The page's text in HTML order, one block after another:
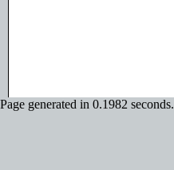
Page generated in 0.1982 seconds.